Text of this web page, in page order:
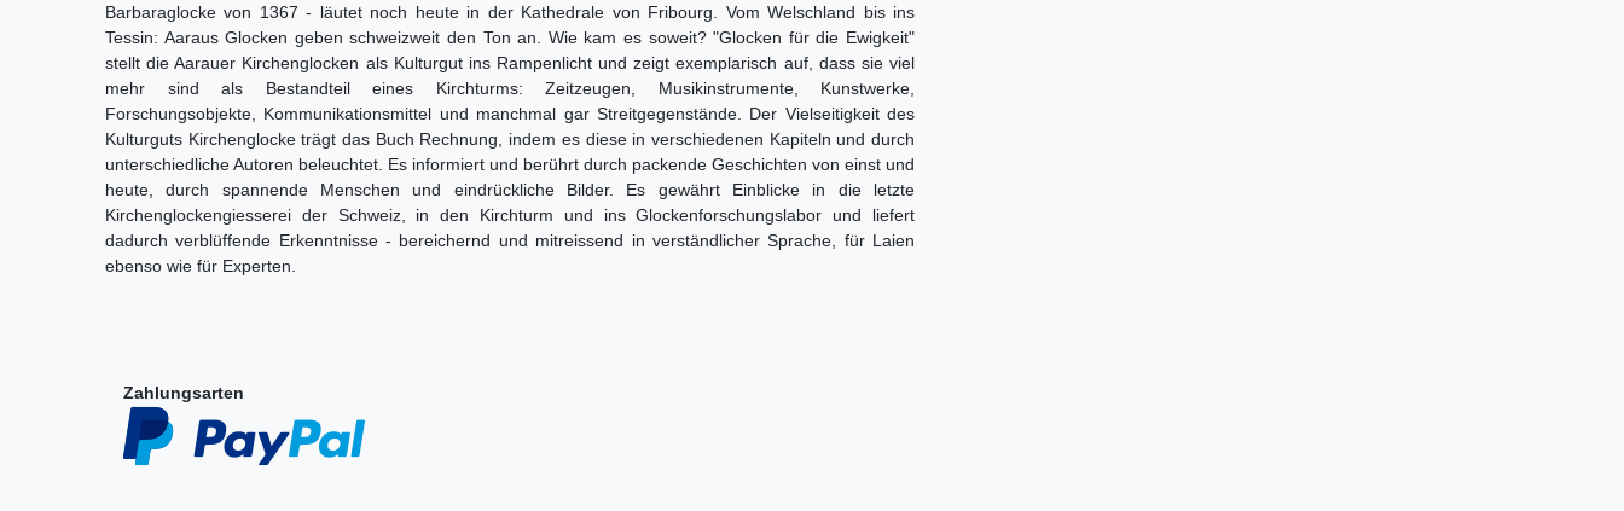
Barbaraglocke von 1367 - läutet noch heute in der Kathedrale von Fribourg. Vom Welschland bis ins
Tessin: Aaraus Glocken geben schweizweit den Ton an. Wie kam es soweit? "Glocken für die Ewigkeit"
stellt die Aarauer Kirchenglocken als Kulturgut ins Rampenlicht und zeigt exemplarisch auf, dass sie viel
mehr sind als Bestandteil eines Kirchturms: Zeitzeugen, Musikinstrumente, Kunstwerke,
Forschungsobjekte, Kommunikationsmittel und manchmal gar Streitgegenstände. Der Vielseitigkeit des
Kulturguts Kirchenglocke trägt das Buch Rechnung, indem es diese in verschiedenen Kapiteln und durch
unterschiedliche Autoren beleuchtet. Es informiert und berührt durch packende Geschichten von einst und
heute, durch spannende Menschen und eindrückliche Bilder. Es gewährt Einblicke in die letzte
Kirchenglockengiesserei der Schweiz, in den Kirchturm und ins Glockenforschungslabor und liefert
dadurch verblüffende Erkenntnisse - bereichernd und mitreissend in verständlicher Sprache, für Laien
ebenso wie für Experten.
Zahlungsarten